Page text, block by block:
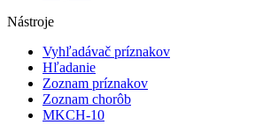
Nástroje
Vyhľadávač príznakov
Hľadanie
Zoznam príznakov
Zoznam chorôb
MKCH-10